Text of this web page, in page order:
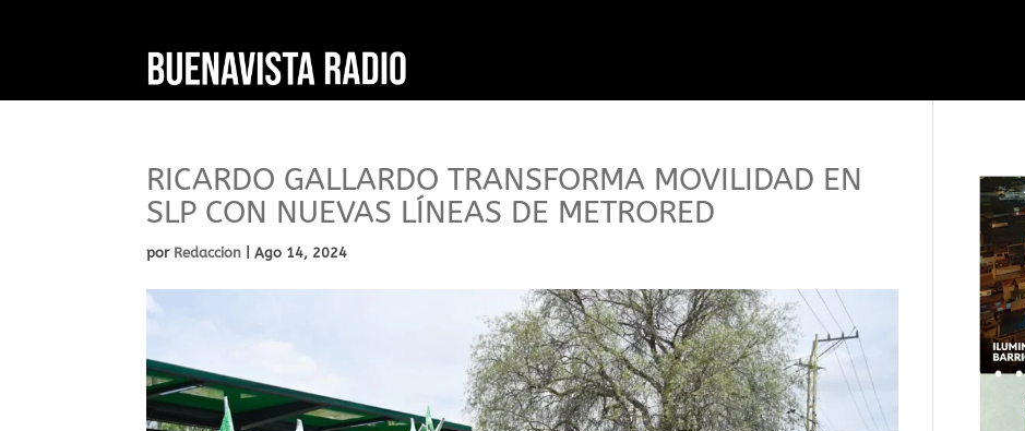
RICARDO GALLARDO TRANSFORMA MOVILIDAD EN
SLP CON NUEVAS LÍNEAS DE METRORED
por Redaccion |Ago 14, 2024